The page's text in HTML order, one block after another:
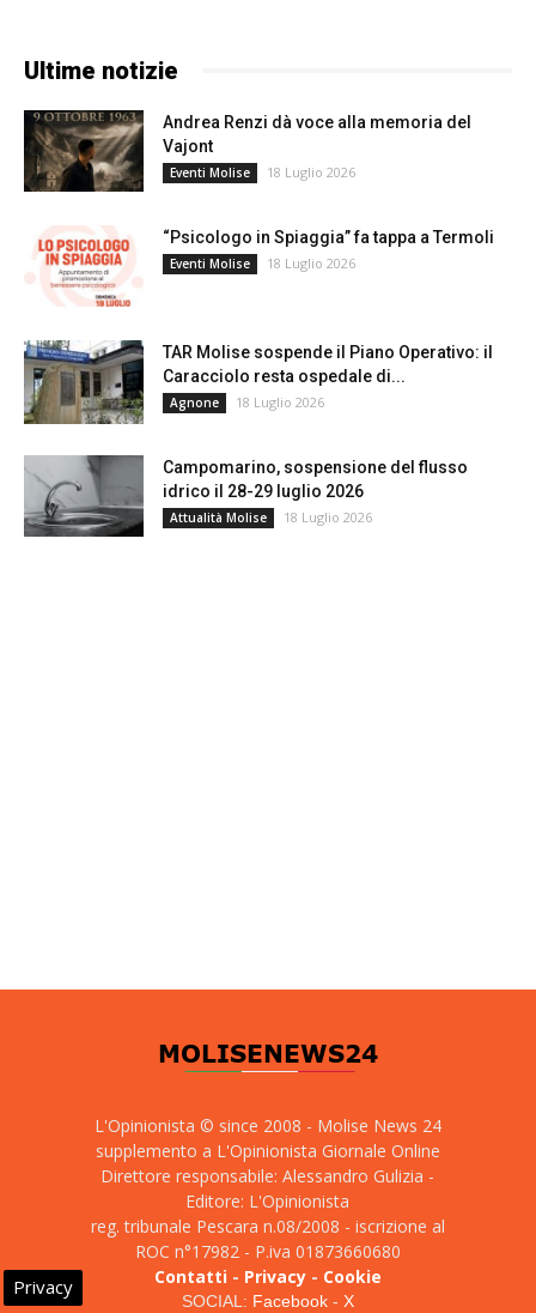
Ultime notizie
Andrea Renzi dà voce alla memoria del
Vajont
Eventi Molise 18 Luglio 2026
“Psicologo in Spiaggia” fa tappa a Termoli
Eventi Molise 18 Luglio 2026
TAR Molise sospende il Piano Operativo: il
Caracciolo resta ospedale di...
Agnone 18 Luglio 2026
Campomarino, sospensione del flusso
idrico il 28-29 luglio 2026
Attualità Molise 18 Luglio 2026
L'Opinionista © since 2008 - Molise News 24
supplemento a L'Opinionista Giornale Online
Direttore responsabile: Alessandro Gulizia -
Editore: L'Opinionista
reg. tribunale Pescara n.08/2008 - iscrizione al
ROC n°17982 - P.iva 01873660680
Contatti- Privacy- Cookie
SOCIAL: Facebook- X
Privacy